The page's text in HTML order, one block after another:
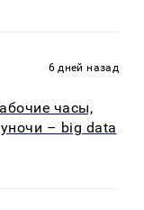
6 дней назад
часы,
– big data